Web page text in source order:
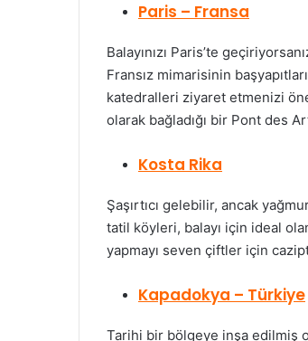
Paris – Fransa
Balayınızı Paris’te
Fransız mimarisinin
katedralleri ziyaret etmenizi
olarak bağladığı bir Pont des
Kosta Rika
Şaşırtıcı gelebilir, ancak
tatil köyleri, balayı için ideal
yapmayı seven çiftler için
Kapadokya – Türkiye
Tarihi bir bölgeye inşa edilmiş